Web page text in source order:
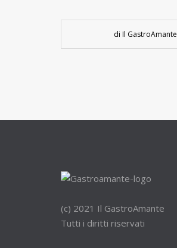
di Il GastroAmante
(c) 2021 Il GastroAmante
Tutti i diritti riservati